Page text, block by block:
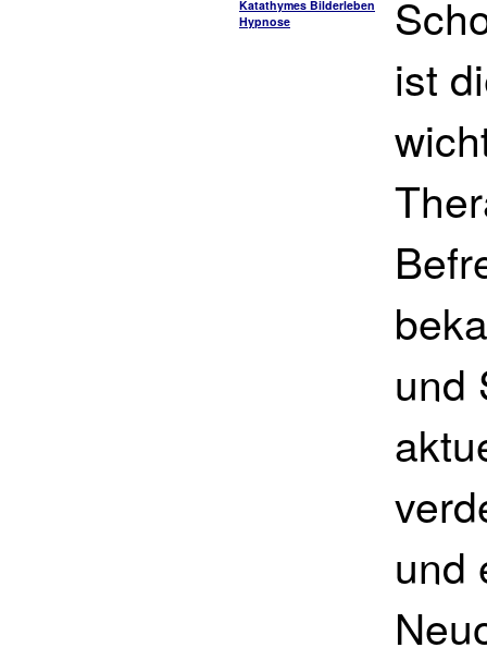
Katathymes Bilderleben
Hypnose
ist
und
und